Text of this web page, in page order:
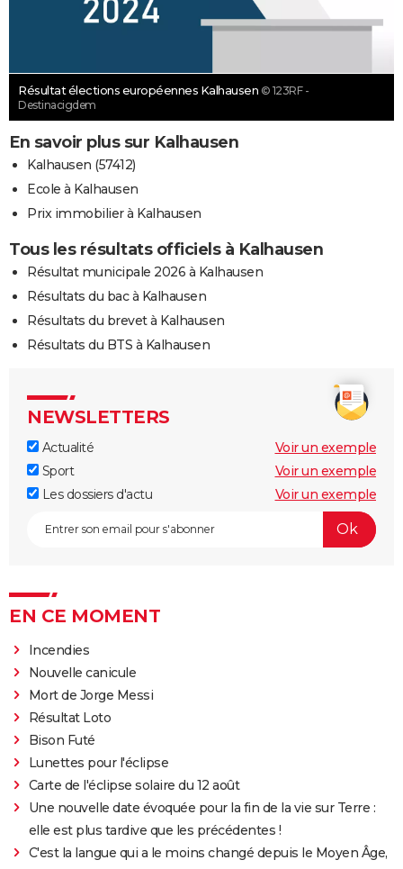
Résultat élections européennes Kalhausen © 123RF -
Destinacigdem
En savoir plus sur Kalhausen
Kalhausen (57412)
Ecole à Kalhausen
Prix immobilier à Kalhausen
Tous les résultats officiels à Kalhausen
Résultat municipale 2026 à Kalhausen
Résultats du bac à Kalhausen
Résultats du brevet à Kalhausen
Résultats du BTS à Kalhausen
NEWSLETTERS
Actualité
Voir un exemple
Sport
Voir un exemple
Les dossiers d'actu
Voir un exemple
EN CE MOMENT
Incendies
Nouvelle canicule
Mort de Jorge Messi
Résultat Loto
Bison Futé
Lunettes pour l'éclipse
Carte de l'éclipse solaire du 12 août
Une nouvelle date évoquée pour la fin de la vie sur Terre :
elle est plus tardive que les précédentes !
C'est la langue qui a le moins changé depuis le Moyen Âge,